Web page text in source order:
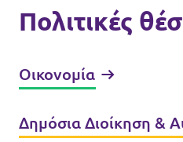
Πολιτικές
Οικονομία
Δημόσια Διοίκηση &